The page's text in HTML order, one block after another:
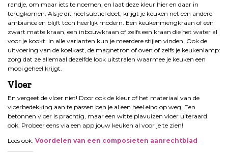
randje, om maar iets te noemen, en laat deze kleur hier en daar in
terugkomen. Als je dit heel subtiel doet, krijgt je keuken net een andere
ambiance en blijft toch heerlijk modern. Een keukenmengkraan of een
zwart matte kraan, een inbouwkraan of zelfs een kraan die het water al
voor je kookt: in alle varianten kun je meerdere stijlen vinden. Ook de
uitvoering van de koelkast, de magnetron of oven of zelfs je keukenlamp:
zorg dat ze allemaal dezelfde look uitstralen waarmee je keuken een
mooi geheel krijgt.
Vloer
En vergeet de vloer niet! Door ook de kleur of het materiaal van de
vloerbedekking aan te passen ben je al een heel eind op weg. Een
betonnen vloer is prachtig, maar een witte plavuizen vloer uiteraard
ook. Probeer eens via een app jouw keuken al voor je te zien!
Lees ook: Voordelen van een composieten aanrechtblad